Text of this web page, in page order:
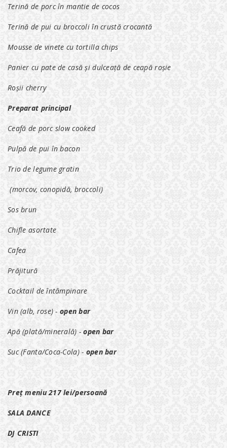
Terină de porc în mantie de cocos
Terină de pui cu broccoli în crustă crocantă
Mousse de vinete cu tortilla chips
Panier cu pate de casă și dulceață de ceapă roșie
Roșii cherry
Preparat principal
Ceafă de porc slow cooked
Pulpă de pui în bacon
Trio de legume gratin
(morcov, conopidă, broccoli)
Sos brun
Chifle asortate
Cafea
Prăjitură
Cocktail de întâmpinare
Vin (alb, rose) -open bar
Apă (plată/minerală) -open bar
Suc (Fanta/Coca-Cola) - open bar
Preț meniu 217 lei/persoană
SALA DANCE
DJ CRISTI